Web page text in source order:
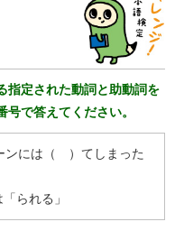
定された動詞と助動詞を
で答えてください。
ンには（ ）てしまった
られる」